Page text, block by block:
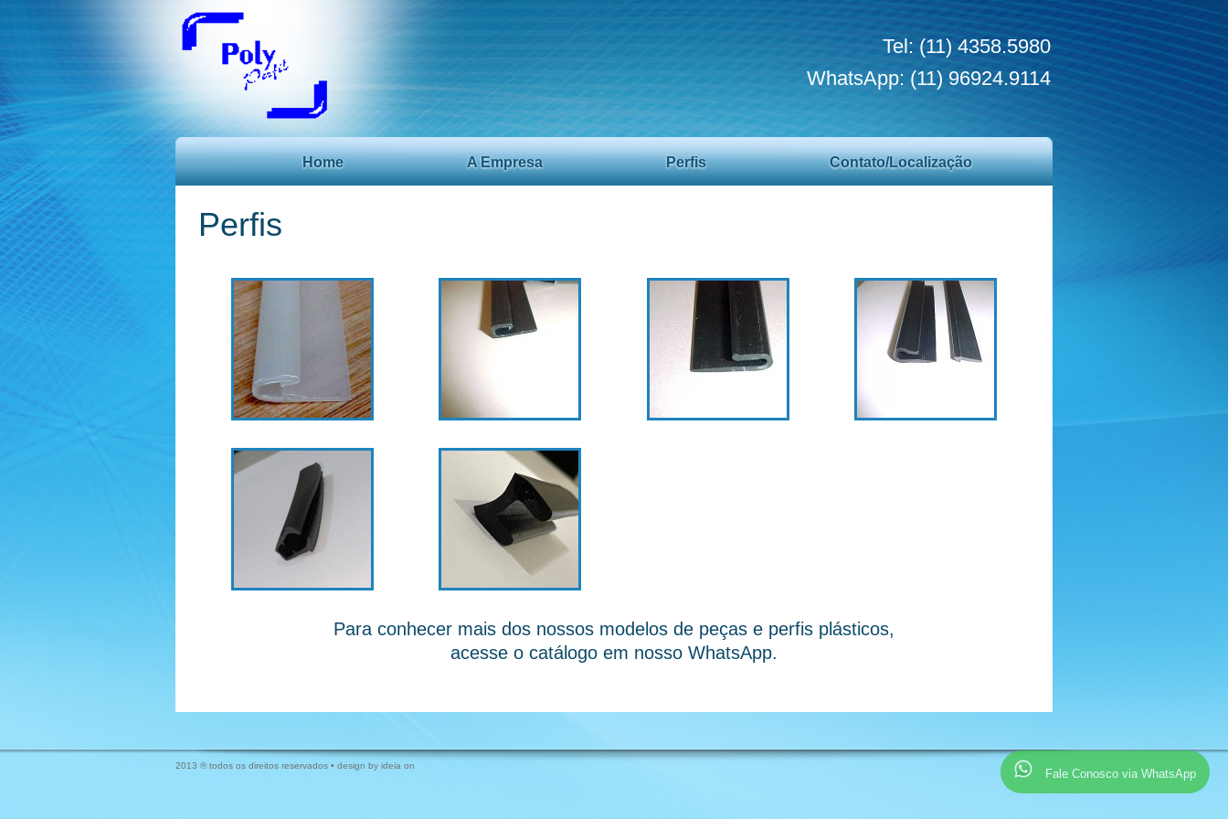
Fale Conosco via WhatsApp
Tel: (11) 4358.5980
WhatsApp: (11) 96924.9114
Home A Empresa Perfis Contato/Localização
Perfis
Para conhecer mais dos nossos modelos de peças e perfis plásticos,
acesse o catálogo em nosso WhatsApp.
2013 ® todos os direitos reservados • design by ideia on